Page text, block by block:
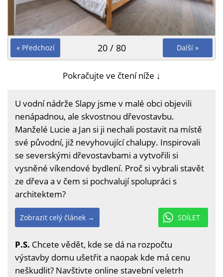
« Předchozí Další »
20 / 80
Pokračujte ve čtení níže ↓
U vodní nádrže Slapy jsme v malé obci objevili
nenápadnou, ale skvostnou dřevostavbu.
Manželé Lucie a Jan si ji nechali postavit na místě
své původní, již nevyhovující chalupy. Inspirovali
se severskými dřevostavbami a vytvořili si
vysněné víkendové bydlení. Proč si vybrali stavět
ze dřeva a v čem si pochvalují spolupráci s
architektem?
SDÍLET
Zobrazit celý článek →
P.S. Chcete vědět, kde se dá na rozpočtu
výstavby domu ušetřit a naopak kde má cenu
neškudlit? Navštivte online stavební veletrh